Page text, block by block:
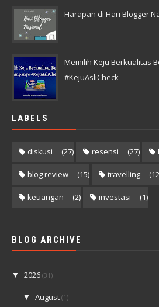
Harapan di Hari Blogger
Memilih Keju Berkualitas
#KejuAsliCheck
LABELS
diskusi (27) resensi (27)
blog review (15) travelling
keuangan (2) investasi (1)
BLOG ARCHIVE
▼ 2026 (31)
▼August(1)